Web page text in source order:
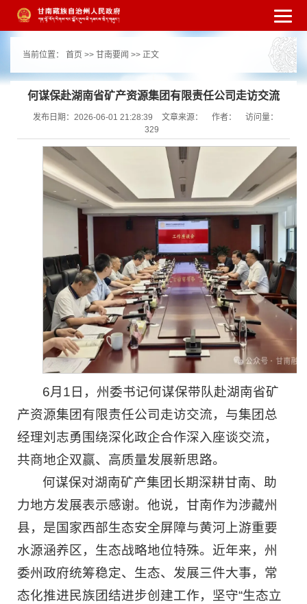
网站无障
碍 打开适老化模式 登录
当前位置： 首页 >> 甘南要闻 >> 正文
何谋保赴湖南省矿产资源集团有限责任公司走访交流
发布日期：2026-06-01 21:28:39 文章来源： 作者：
访问量：
329
6月1日，州委书记何谋保带队赴湖南省矿
产资源集团有限责任公司走访交流，与集团总
经理刘志勇围绕深化政企合作深入座谈交流，
共商地企双赢、高质量发展新思路。
何谋保对湖南矿产集团长期深耕甘南、助
力地方发展表示感谢。他说，甘南作为涉藏州
县，是国家西部生态安全屏障与黄河上游重要
水源涵养区，生态战略地位特殊。近年来，州
委州政府统筹稳定、生态、发展三件大事，常
态化推进民族团结进步创建工作，坚守“生态立